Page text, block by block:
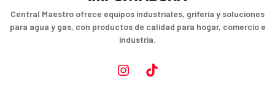
Central Maestro ofrece equipos industriales, grifería y soluciones
para agua y gas, con productos de calidad para hogar, comercio e
industria.